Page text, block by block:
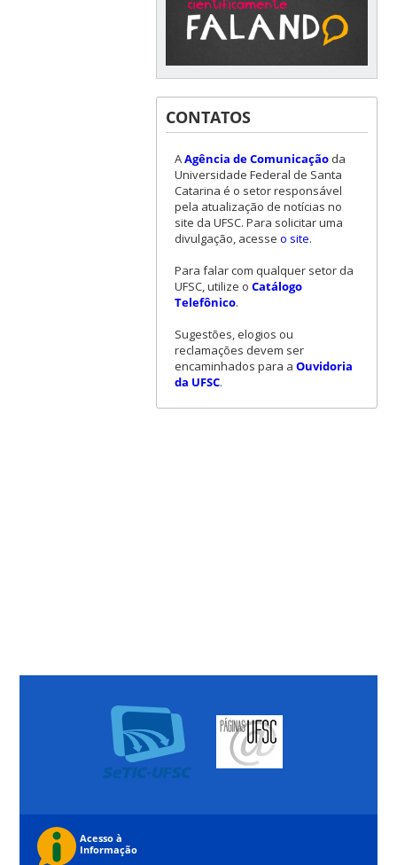
CONTATOS
AAgência de Comunicaçãoda
Universidade Federal de Santa
Catarina é o setor responsável
pela atualização de notícias no
site da UFSC. Para solicitar uma
divulgação, acesse o site.
Para falar com qualquer setor da
UFSC, utilize o Catálogo
Telefônico.
Sugestões, elogios ou
reclamações devem ser
encaminhados para a Ouvidoria
da UFSC.